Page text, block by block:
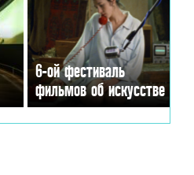
6-ой фестиваль
фильмов об искусстве